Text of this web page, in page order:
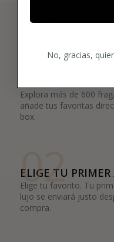
3 PASOS
01
Explora más de 600
añade tus favoritas
box.
02
ELIGE TU
Elige tu favorito. Tu
lujo se enviará justo
compra.
No, gracias,